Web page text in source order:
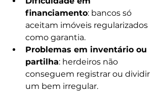
financiamento: bancos só
aceitam imóveis regularizados
como garantia.
Problemas em inventário ou
partilha: herdeiros não
conseguem registrar ou dividir
um bem irregular.